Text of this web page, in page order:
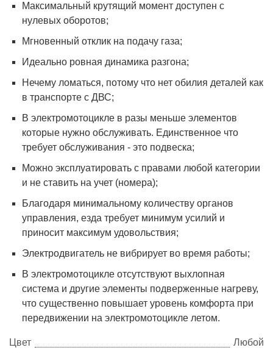
Максимальный крутящий момент доступен с
нулевых оборотов;
Мгновенный отклик на подачу газа;
Идеально ровная динамика разгона;
Нечему ломаться, потому что нет обилия деталей как
в транспорте с ДВС;
В электромотоцикле в разы меньше элементов
которые нужно обслуживать. Единственное что
требует обслуживания - это подвеска;
Можно эксплуатировать с правами любой категории
и не ставить на учет (номера);
Благодаря минимальному количеству органов
управления, езда требует минимум усилий и
приносит максимум удовольствия;
Электродвигатель не вибрирует во время работы;
В электромотоцикле отсутствуют выхлопная
система и другие элементы подверженные нагреву,
что существенно повышает уровень комфорта при
передвижении на электромотоцикле летом.
Цвет
Любой